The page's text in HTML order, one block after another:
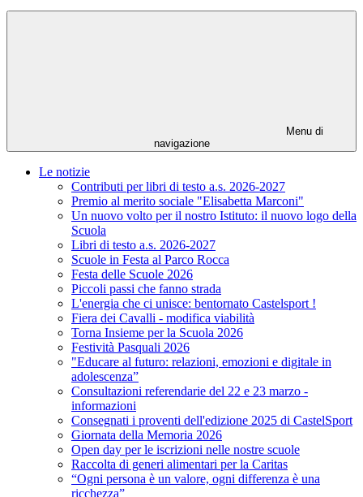
Menu di
navigazione
Le notizie
Contributi per libri di testo a.s. 2026-2027
Premio al merito sociale "Elisabetta Marconi"
Un nuovo volto per il nostro Istituto: il nuovo logo della
Scuola
Libri di testo a.s. 2026-2027
Scuole in Festa al Parco Rocca
Festa delle Scuole 2026
Piccoli passi che fanno strada
L'energia che ci unisce: bentornato Castelsport !
Fiera dei Cavalli - modifica viabilità
Torna Insieme per la Scuola 2026
Festività Pasquali 2026
"Educare al futuro: relazioni, emozioni e digitale in
adolescenza”
Consultazioni referendarie del 22 e 23 marzo -
informazioni
Consegnati i proventi dell'edizione 2025 di CastelSport
Giornata della Memoria 2026
Open day per le iscrizioni nelle nostre scuole
Raccolta di generi alimentari per la Caritas
“Ogni persona è un valore, ogni differenza è una
ricchezza”